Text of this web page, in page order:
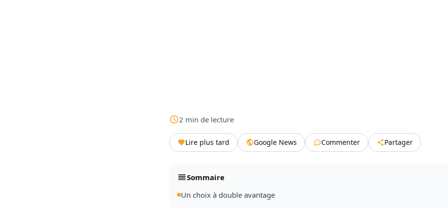
2 min de lecture
Lire plus tard Google News Commenter Partager
Sommaire
Un choix à double avantage